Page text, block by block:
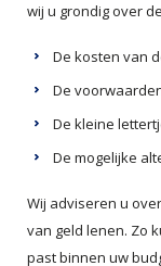
wij u grondig over
De kosten van
De
De kleine
De mogelijke
Wij adviseren u
van geld lenen. Zo
past binnen uw